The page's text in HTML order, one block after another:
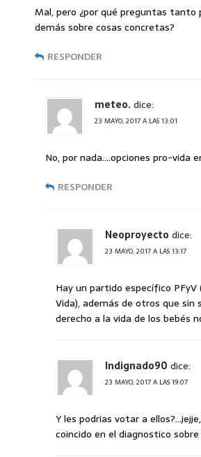
Mal, pero ¿por qué preguntas tanto
demás sobre cosas concretas?
RESPONDER
meteo.dice:
23 MAYO, 2017 A LAS 13:01
No, por nada….opciones pro-vida
RESPONDER
Neoproyecto dice:
23 MAYO, 2017 A LAS 13:17
Hay un partido específico
Vida), además de otros que sin
derecho a la vida de los bebés
Indignado90 dice:
23 MAYO, 2017 A LAS 19:07
Y les podrias votar a
coincido en el diagnostico